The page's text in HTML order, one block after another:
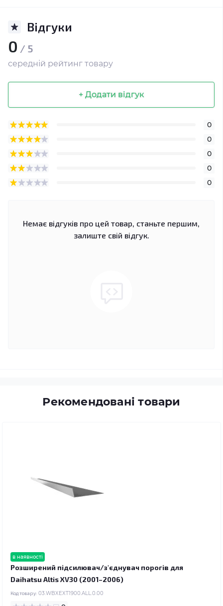
Відгуки
0 / 5
середній рейтинг товару
+ Додати відгук
0
0
0
0
0
Немає відгуків про цей товар, станьте першим,
залиште свій відгук.
Рекомендовані товари
в наявності
Розширений підсилювач/з'єднувач порогів для
Daihatsu Altis XV30 (2001–2006)
Код товару: 03.WBXEXT1900.ALL.0.00